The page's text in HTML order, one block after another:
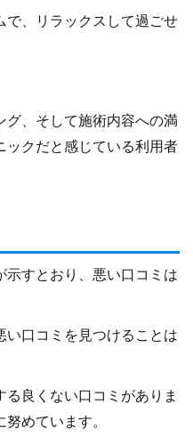
で、リラックスして過ごせ
グ、そして施術内容への満
ックだと感じている利用者
示すとおり、悪い口コミは
い口コミを見つけることは
る良くない口コミがありま
めています。